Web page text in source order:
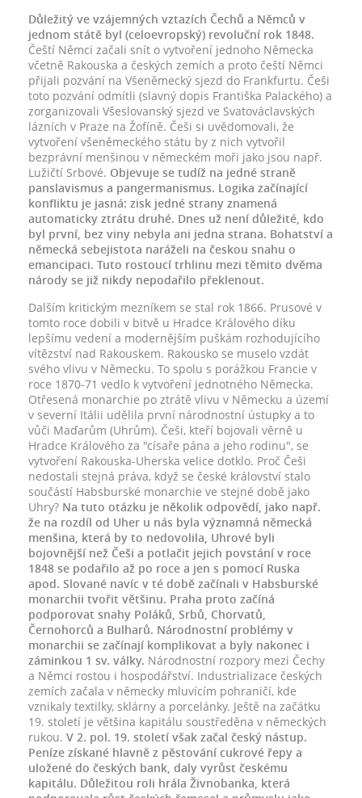
Důležitý ve vzájemných vztazích Čechů a Němců v
jednom státě byl (celoevropský) revoluční rok 1848.
Čeští Němci začali snít o vytvoření jednoho Německa
včetně Rakouska a českých zemích a proto čeští Němci
přijali pozvání na Všeněmecký sjezd do Frankfurtu. Češi
toto pozvání odmítli (slavný dopis Františka Palackého) a
zorganizovali Všeslovanský sjezd ve Svatováclavských
lázních v Praze na Žofíně. Češi si uvědomovali, že
vytvoření všeněmeckého státu by z nich vytvořil
bezprávní menšinou v německém moři jako jsou např.
Lužičtí Srbové. Objevuje se tudíž na jedné straně
panslavismus a pangermanismus. Logika začínající
konfliktu je jasná: zisk jedné strany znamená
automaticky ztrátu druhé. Dnes už není důležité, kdo
byl první, bez viny nebyla ani jedna strana. Bohatství a
německá sebejistota naráželi na českou snahu o
emancipaci. Tuto rostoucí trhlinu mezi těmito dvěma
národy se již nikdy nepodařilo překlenout.
Dalším kritickým mezníkem se stal rok 1866. Prusové v
tomto roce dobili v bitvě u Hradce Králového díku
lepšímu vedení a modernějším puškám rozhodujícího
vítězství nad Rakouskem. Rakousko se muselo vzdát
svého vlivu v Německu. To spolu s porážkou Francie v
roce 1870-71 vedlo k vytvoření jednotného Německa.
Otřesená monarchie po ztrátě vlivu v Německu a území
v severní Itálii udělila první národnostní ústupky a to
vůči Maďarům (Uhrům). Češi, kteří bojovali věrně u
Hradce Králového za "císaře pána a jeho rodinu", se
vytvoření Rakouska-Uherska velice dotklo. Proč Češi
nedostali stejná práva, když se české království stalo
součástí Habsburské monarchie ve stejné době jako
Uhry? Na tuto otázku je několik odpovědí, jako např.
že na rozdíl od Uher u nás byla významná německá
menšina, která by to nedovolila, Uhrové byli
bojovnější než Češi a potlačit jejich povstání v roce
1848 se podařilo až po roce a jen s pomocí Ruska
apod. Slované navíc v té době začínali v Habsburské
monarchii tvořit většinu. Praha proto začíná
podporovat snahy Poláků, Srbů, Chorvatů,
Černohorců a Bulharů. Národnostní problémy v
monarchii se začínají komplikovat a byly nakonec i
záminkou 1 sv. války. Národnostní rozpory mezi Čechy
a Němci rostou i hospodářství. Industrializace českých
zemích začala v německy mluvícím pohraničí, kde
vznikaly textilky, sklárny a porcelánky. Ještě na začátku
19. století je většina kapitálu soustředěna v německých
rukou. V 2. pol. 19. století však začal český nástup.
Peníze získané hlavně z pěstování cukrové řepy a
uložené do českých bank, daly vyrůst českému
kapitálu. Důležitou roli hrála Živnobanka, která